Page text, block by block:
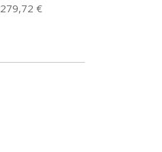
279,72 €